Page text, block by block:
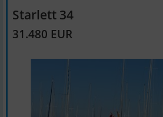
Starlett 34
31.480 EUR